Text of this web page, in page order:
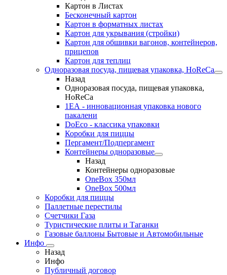
Картон в Листах
Бесконечный картон
Картон в форматных листах
Картон для укрывания (стройки)
Картон для обшивки вагонов, контейнеров,
прицепов
Картон для теплиц
Одноразовая посуда, пищевая упаковка, HoReCa
Назад
Одноразовая посуда, пищевая упаковка,
HoReCa
1ЕА - инновационная упаковка нового
пакалени
DoEco - классика упаковки
Коробки для пиццы
Пергамент/Подпергамент
Контейнеры одноразовые
Назад
Контейнеры одноразовые
OneBox 350мл
OneBox 500мл
Коробки для пиццы
Паллетные перестилы
Счетчики Газа
Туристические плиты и Таганки
Газовые баллоны Бытовые и Автомобильные
Инфо
Назад
Инфо
Публичный договор